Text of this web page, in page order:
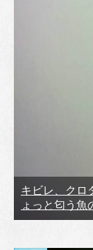
キビレ、ク
ょっと匂う魚